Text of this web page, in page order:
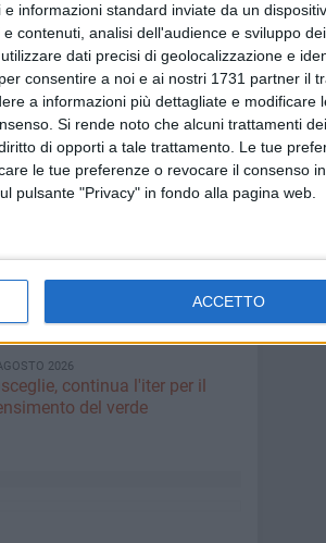
informazioni standard inviate da un
contenuti, analisi dell'audience e sviluppo dei
dati precisi di geolocalizzazione e
consentire a noi e ai nostri 1731 partner il
a informazioni più dettagliate e modificare
Si rende noto che alcuni trattamenti
di opporti a tale trattamento. Le tue
le tue preferenze o revocare il consenso
pulsante "Privacy" in fondo alla pagina web.
ACCETTO
per cui il punto vendita
pena l'impossibilità
2026
continua l'iter per il
del verde